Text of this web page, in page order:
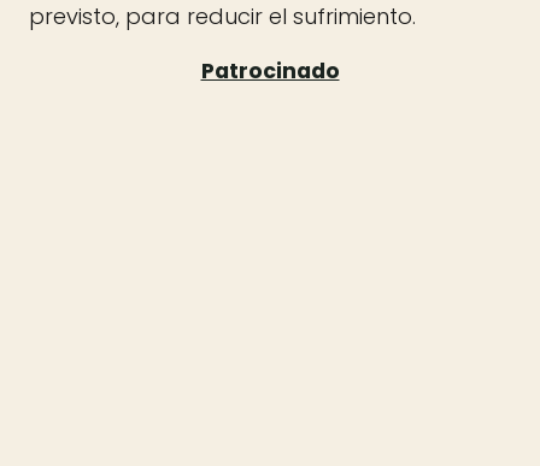
previsto, para reducir el sufrimiento.